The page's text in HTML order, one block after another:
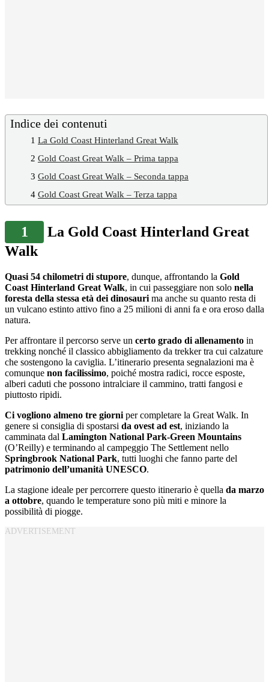
Indice dei contenuti
1 La Gold Coast Hinterland Great Walk
2 Gold Coast Great Walk – Prima tappa
3 Gold Coast Great Walk – Seconda tappa
4 Gold Coast Great Walk – Terza tappa
1
La Gold Coast Hinterland Great
Walk
Quasi 54 chilometri di stupore, dunque, affrontando la Gold
Coast Hinterland Great Walk, in cui passeggiare non solo nella
foresta della stessa età dei dinosauri ma anche su quanto resta di
un vulcano estinto attivo fino a 25 milioni di anni fa e ora eroso dalla
natura.
Per affrontare il percorso serve un certo grado di allenamento in
trekking nonché il classico abbigliamento da trekker tra cui calzature
che sostengono la caviglia. L’itinerario presenta segnalazioni ma è
comunque non facilissimo, poiché mostra radici, rocce esposte,
alberi caduti che possono intralciare il cammino, tratti fangosi e
piuttosto ripidi.
Ci vogliono almeno tre giorni per completare la Great Walk. In
genere si consiglia di spostarsi da ovest ad est, iniziando la
camminata dal Lamington National Park-Green Mountains
(O’Reilly) e terminando al campeggio The Settlement nello
Springbrook National Park, tutti luoghi che fanno parte del
patrimonio dell’umanità UNESCO.
La stagione ideale per percorrere questo itinerario è quella da marzo
a ottobre, quando le temperature sono più miti e minore la
possibilità di piogge.